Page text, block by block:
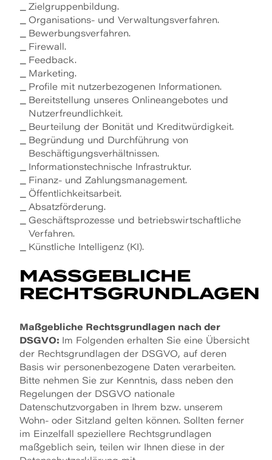
Zielgruppenbildung.
Organisations- und Verwaltungsverfahren.
Bewerbungsverfahren.
Firewall.
Feedback.
Marketing.
Profile mit nutzerbezogenen Informationen.
Bereitstellung unseres Onlineangebotes und
Nutzerfreundlichkeit.
Beurteilung der Bonität und Kreditwürdigkeit.
Begründung und Durchführung von
Beschäftigungsverhältnissen.
Informationstechnische Infrastruktur.
Finanz- und Zahlungsmanagement.
Öffentlichkeitsarbeit.
Absatzförderung.
Geschäftsprozesse und betriebswirtschaftliche
Verfahren.
Künstliche Intelligenz (KI).
MASSGEBLICHE R
ECHTSGRUNDLAGEN
Maßgebliche Rechtsgrundlagen nach der
DSGVO: Im Folgenden erhalten Sie eine Übersicht
der Rechtsgrundlagen der DSGVO, auf deren
Basis wir personenbezogene Daten verarbeiten.
Bitte nehmen Sie zur Kenntnis, dass neben den
Regelungen der DSGVO nationale
Datenschutzvorgaben in Ihrem bzw. unserem
Wohn- oder Sitzland gelten können. Sollten ferner
im Einzelfall speziellere Rechtsgrundlagen
maßgeblich sein, teilen wir Ihnen diese in der